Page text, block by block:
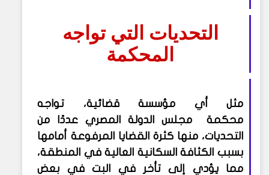
التحديات التي تواجه
المحكمة
مثل أي مؤسسة قضائية، تواجه
محكمة مجلس الدولة المصري عددًا من
التحديات، منها كثرة القضايا المرفوعة أمامها
بسبب الكثافة السكانية العالية في المنطقة،
مما يؤدي إلى تأخر في البت في بعض